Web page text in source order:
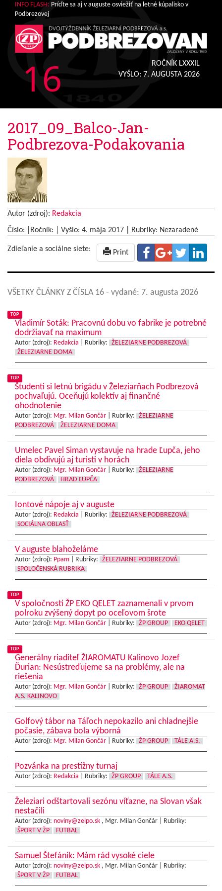
INFO FLASH: Príďte sa aj v auguste osviežiť na letné kúpalisko v
Podbrezovej
16
ROČNÍK LXXXIL
VYŠLO: 7. AUGUSTA 2026
2017_09_Balco-Jan-
Podbrezova-Podakovania
Autor (zdroj): Redakcia
Číslo: |Ročník: | Vyšlo: 4. mája 2017 Rubriky: Nezaradené
Zdieľanie a sociálne siete: Print
VŠETKY ČLÁNKY Z ČÍSLA 16 - vydané: 7. augusta 2026
TOP
Vladimír Soták: Pracovnú dobu vo fabrike je potrebné
dodržiavať na maximum
Autor (zdroj): Redakcia Rubriky:
ŽELEZIARNE PODBREZOVÁ
ŽELEZIARNE DOMA
TOP
Študenti si letnú brigádu v Železiarňach Podbrezová
pochvaľujú. Oceňujú kolektív aj finančné
ohodnotenie
Autor (zdroj): Mgr. Milan Gončár Rubriky:
ŽELEZIARNE
PODBREZOVÁ
ŽELEZIARNE DOMA
Umelec Pavel Siman vystavuje na hrade Ľupča, jeho
diela obdivujú aj turisti v horách
Autor (zdroj): Mgr. Milan Gončár Rubriky:
ŽELEZIARNE
PODBREZOVÁ
HRAD ĽUPČA
Iontové nápoje aj v auguste
Autor (zdroj): Redakcia Rubriky:
ŽELEZIARNE PODBREZOVÁ
SOCIÁLNA OBLASŤ
V auguste blahoželáme
Autor (zdroj): Ppam Rubriky:
ŽELEZIARNE PODBREZOVÁ
SPOLOČENSKÁ RUBRIKA
TOP
V spoločnosti ŽP EKO QELET zaznamenali v prvom
polroku zvýšený dopyt po oceľovom šrote
Autor (zdroj): Mgr. Milan Gončár Rubriky: ŽP GROUP EKO QELET
TOP
Generálny riaditeľ ŽIAROMATU Kalinovo Jozef
Ďurian: Nesústreďujeme sa na problémy, ale na
riešenia
Autor (zdroj): Mgr. Milan Gončár Rubriky: ŽP GROUP
ŽIAROMAT
A.S. KALINOVO
Golfový tábor na Táľoch nepokazilo ani chladnejšie
počasie, zábava bola výborná
Autor (zdroj): Mgr. Milan Gončár Rubriky: ŽP GROUP TÁLE A.S.
Pozvánka na prestížny turnaj
Autor (zdroj): Redakcia Rubriky: ŽP GROUP TÁLE A.S.
Železiari odštartovali sezónu víťazne, na Slovan však
nestačili
Autor (zdroj): noviny@zelpo.sk , Mgr. Milan Gončár |
Rubriky:
ŠPORT V ŽP
FUTBAL
Samuel Štefánik: Mám rád vysoké ciele
Autor (zdroj): noviny@zelpo.sk , Mgr. Milan Gončár |
Rubriky:
ŠPORT V ŽP
FUTBAL